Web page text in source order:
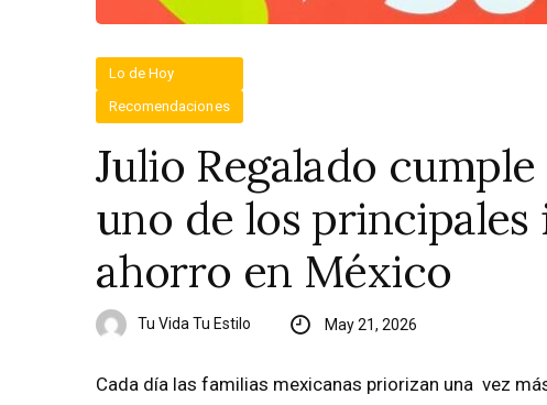
Lo de Hoy
Recomendaciones
Julio Regalado
uno de los principales
ahorro en México
Tu Vida Tu Estilo May 21, 2026
Cada día las familias mexicanas priorizan una vez